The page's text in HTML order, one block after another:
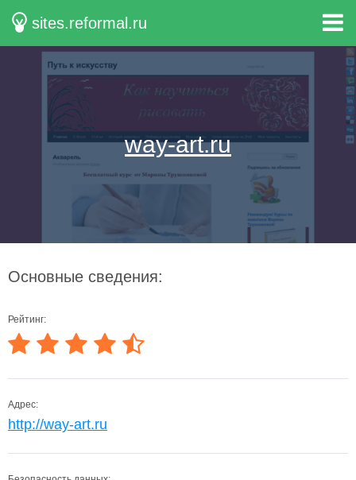
sites.reformal.ru
way-art.ru
Основные сведения:
Рейтинг:
Адрес:
http://way-art.ru